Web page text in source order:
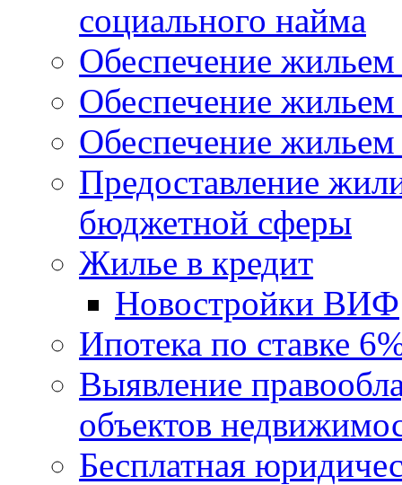
социального найма
Обеспечение
Обеспечение
Обеспечение жильем
Предоставление
бюджетной сферы
Жилье в кредит
Новостройки ВИФ
Ипотека по ставке
Выявление
объектов
Бесплатная